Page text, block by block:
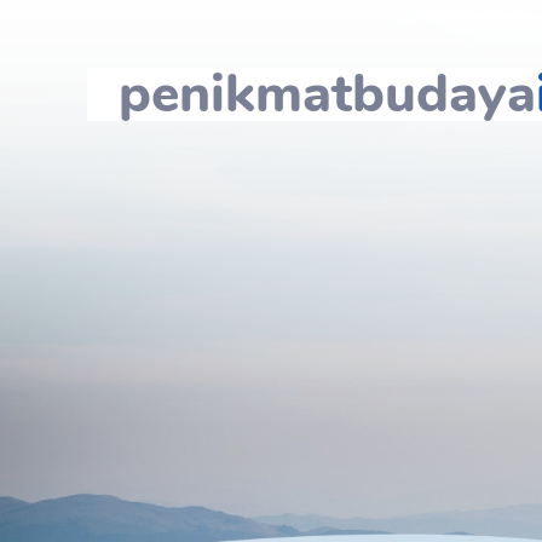
penikmatbudaya